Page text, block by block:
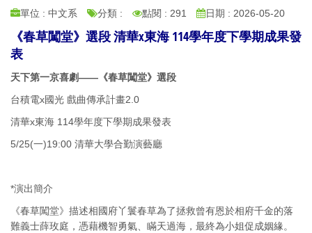
單位 : 中文系 分類 : 點閱 : 291 日期 : 2026-05-20
《春草闖堂》選段 清華x東海 114學年度下學期成果發
表
天下第一京喜劇——《春草闖堂》選段
台積電x國光 戲曲傳承計畫2.0
清華x東海 114學年度下學期成果發表
5/25(一)19:00 清華大學合勤演藝廳
*演出簡介
《春草闖堂》描述相國府丫鬟春草為了拯救曾有恩於相府千金的落
難義士薛玫庭，憑藉機智勇氣、瞞天過海，最終為小姐促成姻緣。